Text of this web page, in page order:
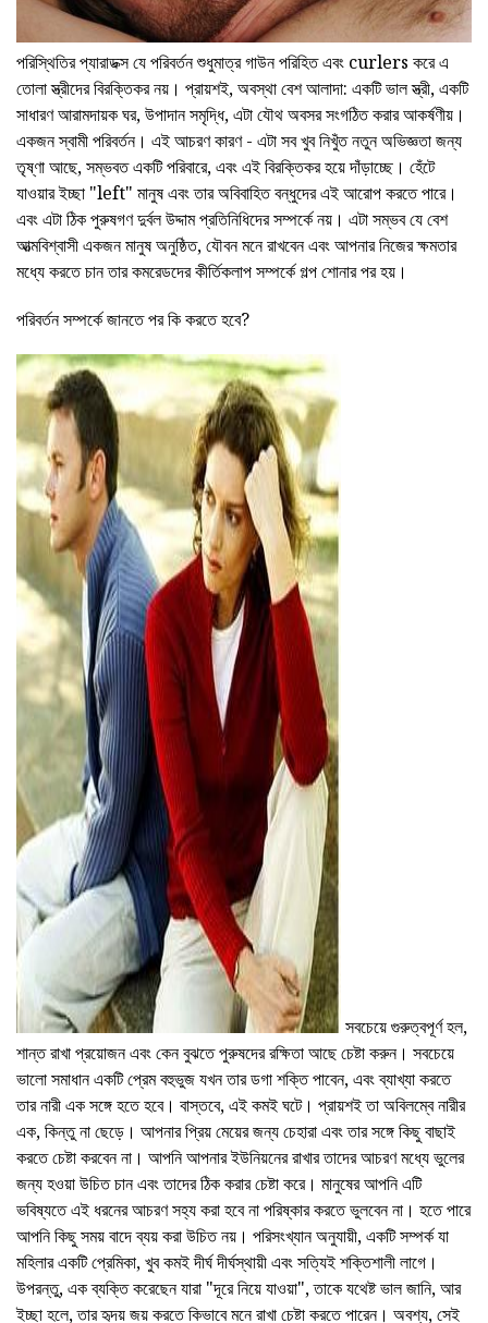
পরিস্থিতির প্যারাডক্স যে পরিবর্তন শুধুমাত্র গাউন পরিহিত এবং curlers করে এ
তোলা স্ত্রীদের বিরক্তিকর নয়। প্রায়শই, অবস্থা বেশ আলাদা: একটি ভাল স্ত্রী, একটি
সাধারণ আরামদায়ক ঘর, উপাদান সমৃদ্ধি, এটা যৌথ অবসর সংগঠিত করার আকর্ষণীয়।
একজন স্বামী পরিবর্তন। এই আচরণ কারণ - এটা সব খুব নিখুঁত নতুন অভিজ্ঞতা জন্য
তৃষ্ণা আছে, সম্ভবত একটি পরিবারে, এবং এই বিরক্তিকর হয়ে দাঁড়াচ্ছে। হেঁটে
যাওয়ার ইচ্ছা "left" মানুষ এবং তার অবিবাহিত বন্ধুদের এই আরোপ করতে পারে।
এবং এটা ঠিক পুরুষগণ দুর্বল উদ্দাম প্রতিনিধিদের সম্পর্কে নয়। এটা সম্ভব যে বেশ
আত্মবিশ্বাসী একজন মানুষ অনুষ্ঠিত, যৌবন মনে রাখবেন এবং আপনার নিজের ক্ষমতার
মধ্যে করতে চান তার কমরেডদের কীর্তিকলাপ সম্পর্কে গল্প শোনার পর হয়।
পরিবর্তন সম্পর্কে জানতে পর কি করতে হবে?
ad
সবচেয়ে গুরুত্বপূর্ণ হল,
শান্ত রাখা প্রয়োজন এবং কেন বুঝতে পুরুষদের রক্ষিতা আছে চেষ্টা করুন। সবচেয়ে
ভালো সমাধান একটি প্রেম বহুভুজ যখন তার ডগা শক্তি পাবেন, এবং ব্যাখ্যা করতে
তার নারী এক সঙ্গে হতে হবে। বাস্তবে, এই কমই ঘটে। প্রায়শই তা অবিলম্বে নারীর
এক, কিন্তু না ছেড়ে। আপনার প্রিয় মেয়ের জন্য চেহারা এবং তার সঙ্গে কিছু বাছাই
করতে চেষ্টা করবেন না। আপনি আপনার ইউনিয়নের রাখার তাদের আচরণ মধ্যে ভুলের
জন্য হওয়া উচিত চান এবং তাদের ঠিক করার চেষ্টা করে। মানুষের আপনি এটি
ভবিষ্যতে এই ধরনের আচরণ সহ্য করা হবে না পরিষ্কার করতে ভুলবেন না। হতে পারে
আপনি কিছু সময় বাদে ব্যয় করা উচিত নয়। পরিসংখ্যান অনুযায়ী, একটি সম্পর্ক যা
মহিলার একটি প্রেমিকা, খুব কমই দীর্ঘ দীর্ঘস্থায়ী এবং সত্যিই শক্তিশালী লাগে।
উপরন্তু, এক ব্যক্তি করেছেন যারা "দূরে নিয়ে যাওয়া", তাকে যথেষ্ট ভাল জানি, আর
ইচ্ছা হলে, তার হৃদয় জয় করতে কিভাবে মনে রাখা চেষ্টা করতে পারেন। অবশ্য, সেই